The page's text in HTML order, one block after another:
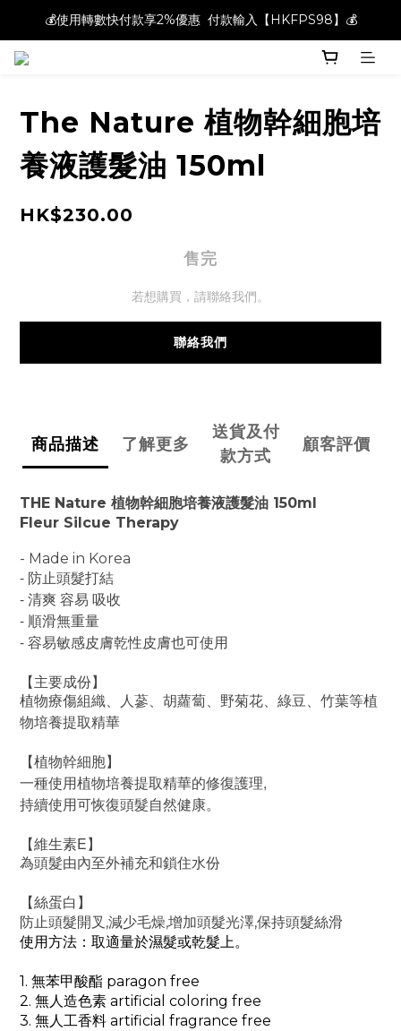
💰使用轉數快付款享2%優惠  付款輸入【HKFPS98】💰
💰使用轉數快付款享2%優惠  付款輸入【HKFPS98】💰
新註冊會員即享$20購物金｜全店滿$400本地免運費📦!
The Nature 植物幹細胞培
養液護髮油 150ml
HK$230.00
售完
若想購買，請聯絡我們。
聯絡我們
商品描述 了解更多
送貨及付
款方式
顧客評價
THE Nature 植物幹細胞培養液護髮油 150ml
Fleur Silcue Therapy
- Made in Korea
- 防止頭髮打結
- 清爽 容易 吸收
- 順滑無重量
- 容易敏感皮膚乾性皮膚也可使用
【主要成份】
植物療傷組織、人蔘、胡蘿蔔、野菊花、綠豆、竹葉等植
物培養提取精華
【植物幹細胞】
一種使用植物培養提取精華的修復護理,
持續使用可恢復頭髮自然健康。
【維生素E 】
為頭髮由內至外補充和鎖住水份
【絲蛋白】
防止頭髮開叉 ,減少毛燥,增加頭髮光澤,保持頭髮絲滑
1. 無苯甲酸酯 paragon free
2. 無人造色素 artificial coloring free
3. 無人工香料 artificial fragrance free